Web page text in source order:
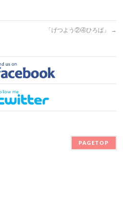
「げつよう②④ひろば」 →
PAGETOP